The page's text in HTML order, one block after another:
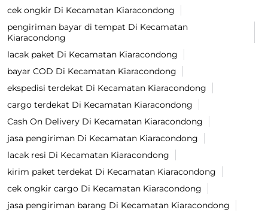
cek ongkir Di Kecamatan Kiaracondong
pengiriman bayar di tempat Di Kecamatan
Kiaracondong
lacak paket Di Kecamatan Kiaracondong
bayar COD Di Kecamatan Kiaracondong
ekspedisi terdekat Di Kecamatan Kiaracondong
cargo terdekat Di Kecamatan Kiaracondong
Cash On Delivery Di Kecamatan Kiaracondong
jasa pengiriman Di Kecamatan Kiaracondong
lacak resi Di Kecamatan Kiaracondong
kirim paket terdekat Di Kecamatan Kiaracondong
cek ongkir cargo Di Kecamatan Kiaracondong
jasa pengiriman barang Di Kecamatan Kiaracondong